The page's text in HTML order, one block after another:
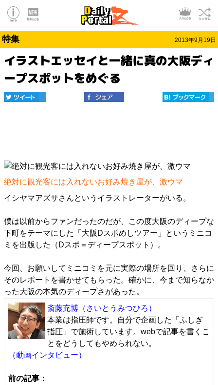
特集 2013年9月19日
イラストエッセイと一緒に真の大阪ディ
ープスポットをめぐる
絶対に観光客には入れないお好み焼き屋が、激ウマ
イシヤマアズサさんというイラストレーターがいる。
僕は以前からファンだったのだが、この度大阪のディープな
下町をテーマにした「大阪Dスポめしツアー」というミニコ
ミを出版した（Dスポ＝ディープスポット）。
今回、お願いしてミニコミを元に実際の場所を回り、さらに
そのレポートを書かせてもらった。確かに、今まで知らなか
った大阪の本気のディープさがあった。
斎藤充博 （さいとうみつひろ）
本業は指圧師です。自分で企画した「ふしぎ
指圧」で施術しています。webで記事を書くこ
とをどうしてもやめられない。
（動画インタビュー）
前の記事：